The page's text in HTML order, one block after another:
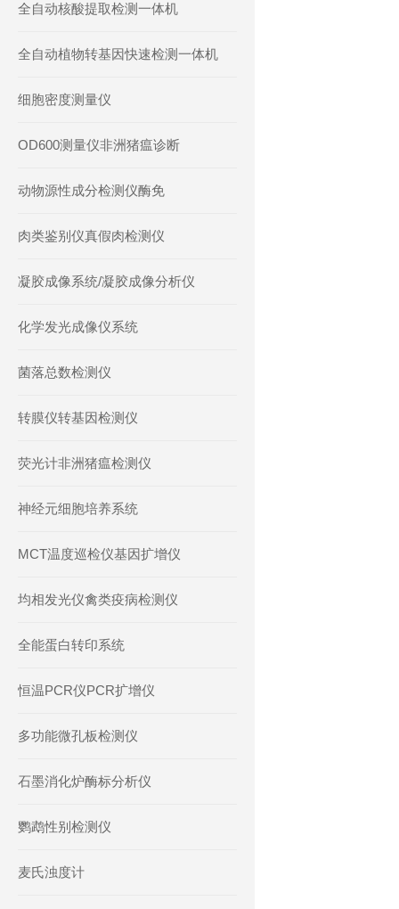
全自动核酸提取检测一体机
全自动植物转基因快速检测一体机
细胞密度测量仪
OD600测量仪非洲猪瘟诊断
动物源性成分检测仪酶免
肉类鉴别仪真假肉检测仪
凝胶成像系统/凝胶成像分析仪
化学发光成像仪系统
菌落总数检测仪
转膜仪转基因检测仪
荧光计非洲猪瘟检测仪
神经元细胞培养系统
MCT温度巡检仪基因扩增仪
均相发光仪禽类疫病检测仪
全能蛋白转印系统
恒温PCR仪PCR扩增仪
多功能微孔板检测仪
石墨消化炉酶标分析仪
鹦鹉性别检测仪
麦氏浊度计